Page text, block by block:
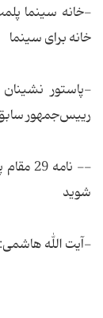
-خانه سینما
خانه برای سینما
-پاستور
رییس‌جمهور
-- نامه
شوید
-آیت الله